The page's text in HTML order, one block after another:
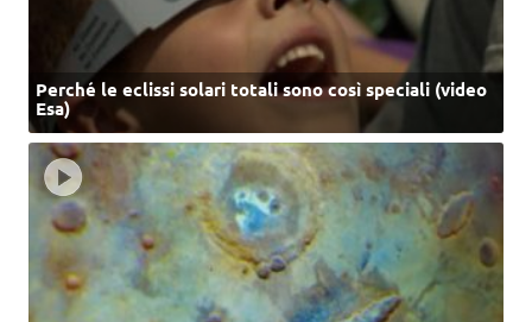
Perché le eclissi solari totali sono così speciali (video
Esa)